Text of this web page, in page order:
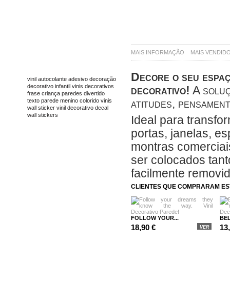
MAIS INFORMAÇÃO MAIS
Decore o seu
decorativo! A
atitudes,
Ideal para
portas, janelas,
montras
ser colocados
facilmente
CLIENTES QUE COMPRARAM
FOLLOW YOUR...
18,90 € VER
vinil autocolante adesivo decoração
decorativo infantil vinis decorativos
frase criança paredes divertido
texto parede menino colorido vinis
wall sticker vinil decorativo decal
wall stickers